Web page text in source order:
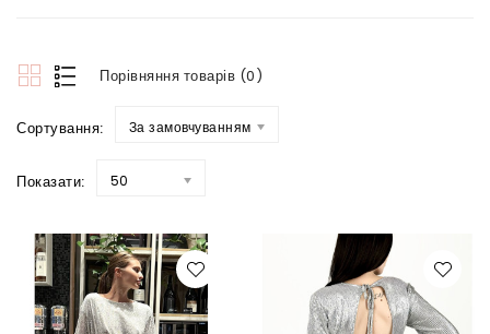
Порівняння товарів (0)
Сортування: За замовчуванням
Показати: 50